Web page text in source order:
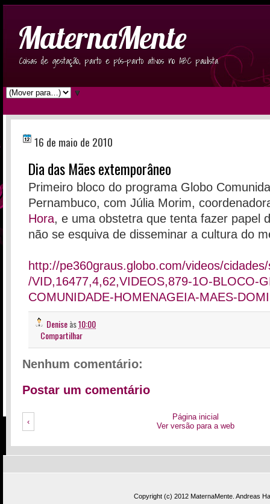
MaternaMente
Coisas de gestação, parto e pós-parto ativos no ABC paulista
▼
16 de maio de 2010
Dia das Mães extemporâneo
Primeiro bloco do programa Globo
Pernambuco, com Júlia Morim,
Hora, e uma obstetra que tenta fazer papel
não se esquiva de disseminar a cultura do
http://pe360graus.globo.com/videos/
/VID,16477,4,62,VIDEOS,879-1O-BLOCO-
COMUNIDADE-HOMENAGEIA-MAES-
Deniseàs10:00
Compartilhar
Nenhum comentário:
Postar um comentário
‹
Página inicial
Ver versão para a web
Copyright (c) 2012 MaternaMente. Andreas